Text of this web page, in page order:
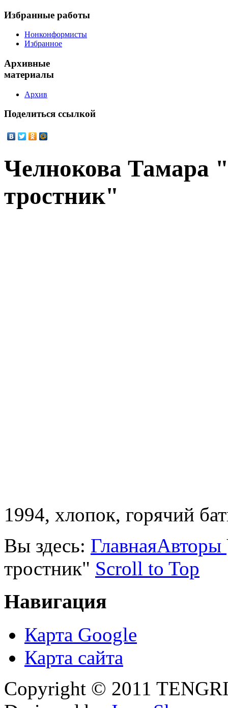
Избранные работы
Нонконформисты
Избранное
Архивные
материалы
Архив
Поделиться ссылкой
Челнокова Тамара
тростник"
1994, хлопок, горячий
Вы здесь: ГлавнаяАвторы
тростник" Scroll to Top
Навигация
Карта Google
Карта сайта
Copyright © 2011